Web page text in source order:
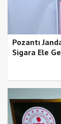
Pozantı
Sigara Ele